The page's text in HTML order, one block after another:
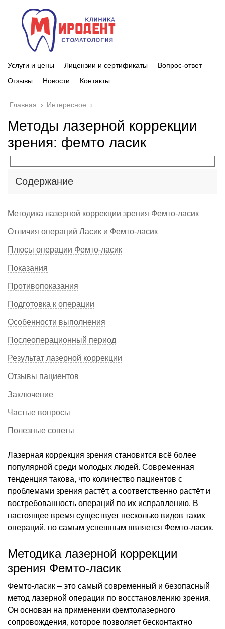
Услуги и цены Лицензии и сертификаты
Вопрос-ответ
Отзывы
Новости Контакты
Главная › Интересное ›
Методы лазерной коррекции
зрения: фемто ласик
Содержание
Методика лазерной коррекции зрения Фемто-ласик
Отличия операций Ласик и Фемто-ласик
Плюсы операции Фемто-ласик
Показания
Противопоказания
Подготовка к операции
Особенности выполнения
Послеоперационный период
Результат лазерной коррекции
Отзывы пациентов
Заключение
Частые вопросы
Полезные советы
Лазерная коррекция зрения становится всё более
популярной среди молодых людей. Современная
тенденция такова, что количество пациентов с
проблемами зрения растёт, а соответственно растёт и
востребованность операций по их исправлению. В
настоящее время существует несколько видов таких
операций, но самым успешным является Фемто-ласик.
Методика лазерной коррекции
зрения Фемто-ласик
Фемто-ласик – это самый современный и безопасный
метод лазерной операции по восстановлению зрения.
Он основан на применении фемтолазерного
сопровождения, которое позволяет бесконтактно